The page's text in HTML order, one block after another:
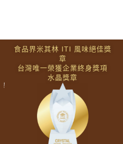
食品界米其林 ITI 風味絕佳獎
章
台灣唯一榮獲企業終身獎項
水晶獎章